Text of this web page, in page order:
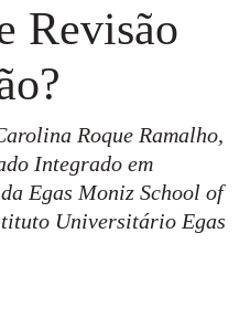
Revisão
Roque Ramalho,
Integrado em
Egas Moniz School of
Universitário Egas